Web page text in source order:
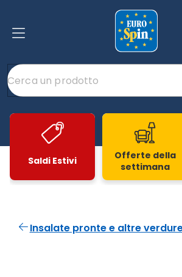
Saldi Estivi
Offerte della
settimana
Insalate pronte e altre